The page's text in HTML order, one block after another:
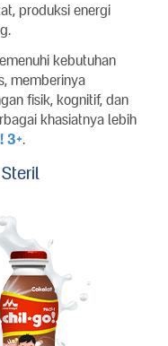
produksi energi
kebutuhan
memberinya
fisik, kognitif, dan
khasiatnya lebih
3+.